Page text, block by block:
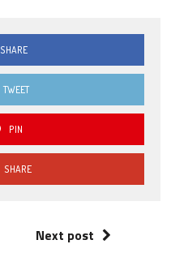
SHARE
TWEET
PIN
SHARE
Next post